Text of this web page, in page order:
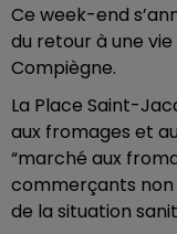
Ce week-end
du retour à une
Compiègne.
La Place Saint-
aux fromages et
“marché aux
commerçants
de la situation